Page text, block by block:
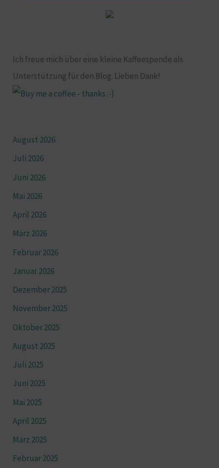
Ich freue mich über eine kleine Kaffeespende als
Unterstützung für den Blog. Lieben Dank!
August 2026
Juli 2026
Juni 2026
Mai 2026
April 2026
März 2026
Februar 2026
Januar 2026
Dezember 2025
November 2025
Oktober 2025
August 2025
Juli 2025
Juni 2025
Mai 2025
April 2025
März 2025
Februar 2025